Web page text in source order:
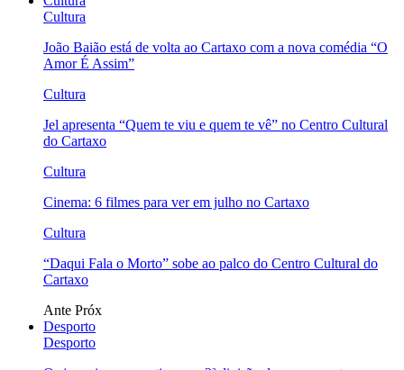
Cultura
João Baião está de volta ao Cartaxo com a nova comédia “O
Amor É Assim”
Cultura
Jel apresenta “Quem te viu e quem te vê” no Centro Cultural
do Cartaxo
Cultura
Cinema: 6 filmes para ver em julho no Cartaxo
Cultura
“Daqui Fala o Morto” sobe ao palco do Centro Cultural do
Cartaxo
Ante Próx
Desporto
Desporto